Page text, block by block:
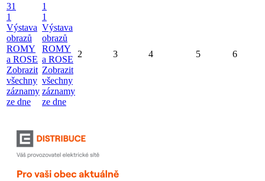
31
1
Výstava
obrazů
ROMY
a ROSE
Zobrazit
všechny
záznamy
ze dne
1
1
Výstava
obrazů
ROMY
a ROSE
Zobrazit
všechny
záznamy
ze dne
2 3 4 5 6